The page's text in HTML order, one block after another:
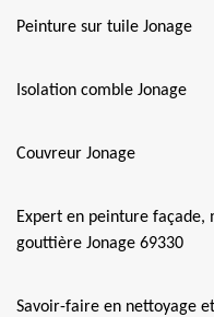
Peinture sur tuile Jonage
Isolation comble Jonage
Couvreur Jonage
Expert en peinture
gouttière Jonage 69330
Savoir-faire en nettoyage